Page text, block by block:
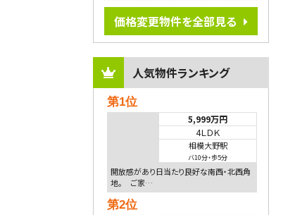
価格変更物件を全部見る
人気物件ランキング
第1位
5,999万円
4ＬＤＫ
相模大野駅
バ10分・歩5分
開放感があり日当たり良好な南西・北西角
地。 ご家…
第2位